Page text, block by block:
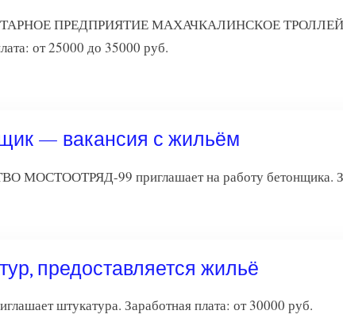
ПРЕДПРИЯТИЕ МАХАЧКАЛИНСКОЕ
от 25000 до 35000 руб.
— вакансия с жильём
99 приглашает на работу бетонщика.
предоставляется жильё
штукатура. Заработная плата: от 30000 руб.